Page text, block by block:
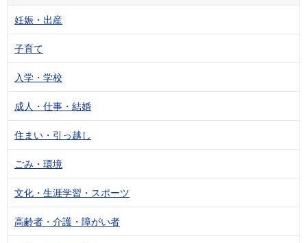
妊娠・出産
子育て
入学・学校
成人・仕事・結婚
住まい・引っ越し
ごみ・環境
文化・生涯学習・スポーツ
高齢者・介護・障がい者